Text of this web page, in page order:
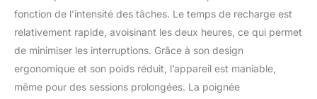
tronçonneuses
comprend un verrou de
sécurité et un couvercle
de protection qui
permettent de tendre la
fonction de l’intensité des tâches. Le temps de recharge est
relativement rapide, avoisinant les deux heures, ce qui permet
de minimiser les interruptions. Grâce à son design
ergonomique et son poids réduit, l’appareil est maniable,
même pour des sessions prolongées. La poignée